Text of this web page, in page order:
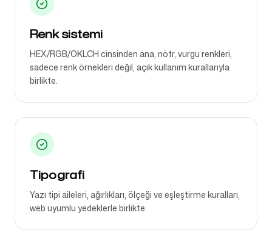
Renk sistemi
HEX/RGB/OKLCH cinsinden ana, nötr, vurgu renkleri,
sadece renk örnekleri değil, açık kullanım kurallarıyla
birlikte.
Tipografi
Yazı tipi aileleri, ağırlıkları, ölçeği ve eşleştirme kuralları,
web uyumlu yedeklerle birlikte.